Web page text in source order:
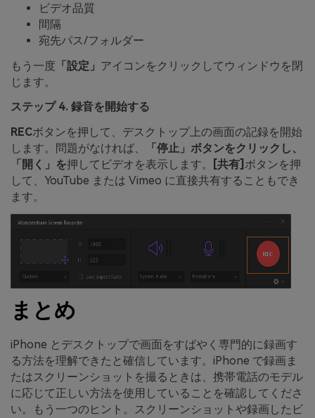
ビデオ品質
間隔
宛先パス/フォルダー
もう一度 「設定」 アイコンをクリックしてウィンドウを閉
じます。
ステップ 4. 録音を開始する
RECボタンを押して、デスクトップ上の画面の記録を開始
します。問題がなければ、
「停止」ボタンをクリックし、
「開く」を押してビデオを表示します。 [共有] ボタンを押
して、YouTube または Vimeo に直接共有することもでき
ます。
まとめ
iPhone とデスクトップで画面をすばやく専門的に録画す
る方法を理解できたと確信しています。iPhone で録画ま
たはスクリーンショットを撮るときは、携帯電話のモデル
に応じて正しい方法を使用していることを確認してくださ
い。もう一つのヒント。スクリーンショットや録画したビ